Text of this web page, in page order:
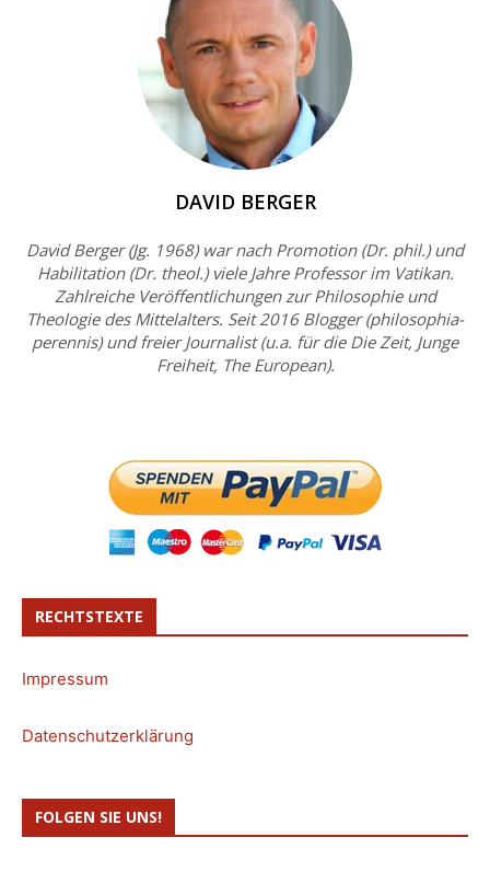
DAVID BERGER
David Berger (Jg. 1968) war nach Promotion (Dr. phil.) und
Habilitation (Dr. theol.) viele Jahre Professor im Vatikan.
Zahlreiche Veröffentlichungen zur Philosophie und
Theologie des Mittelalters. Seit 2016 Blogger (philosophia-
perennis) und freier Journalist (u.a. für die Die Zeit, Junge
Freiheit, The European).
RECHTSTEXTE
Impressum
Datenschutzerklärung
FOLGEN SIE UNS!